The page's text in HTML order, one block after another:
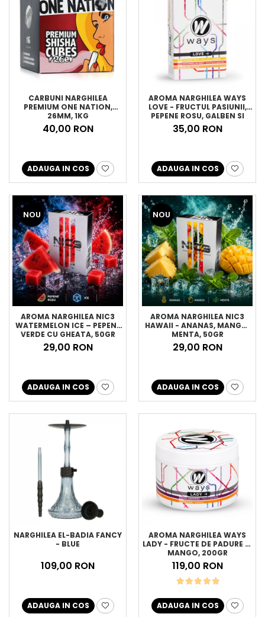
CARBUNI NARGHILEA
PREMIUM ONE NATION,
26MM, 1KG
40,00 RON
ADAUGA IN COS
AROMA NARGHILEA WAYS
LOVE - FRUCTUL PASIUNII,
PEPENE ROSU, GALBEN SI
MENTA, 50GR
35,00 RON
ADAUGA IN COS
NOU
AROMA NARGHILEA NIC3
WATERMELON ICE – PEPENE
VERDE CU GHEATA, 50GR
29,00 RON
ADAUGA IN COS
NOU
AROMA NARGHILEA NIC3
HAWAII - ANANAS, MANGO,
MENTA, 50GR
29,00 RON
ADAUGA IN COS
NARGHILEA EL-BADIA FANCY
- BLUE
109,00 RON
ADAUGA IN COS
AROMA NARGHILEA WAYS
LADY - FRUCTE DE PADURE SI
MANGO, 200GR
119,00 RON
ADAUGA IN COS